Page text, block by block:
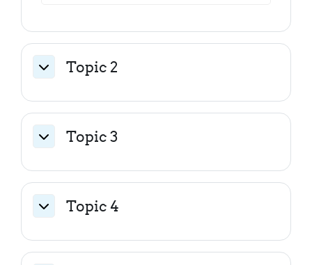
Replier
Topic 2
Replier
Topic 3
Replier
Topic 4